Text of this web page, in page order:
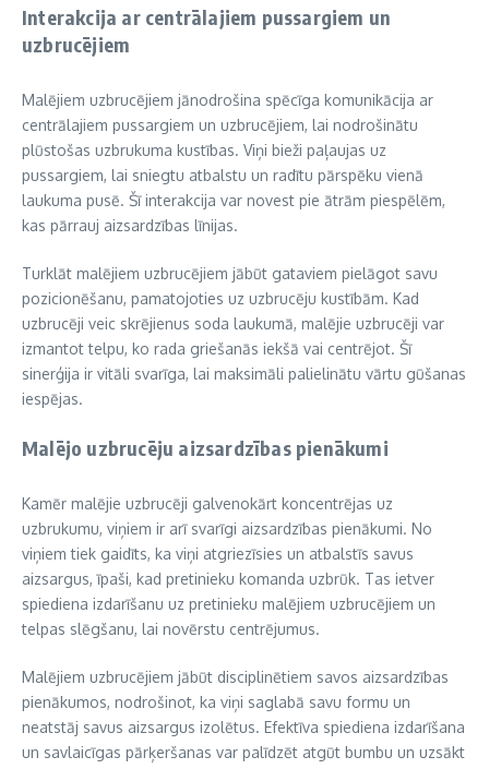
Interakcija ar centrālajiem pussargiem un
uzbrucējiem
Malējiem uzbrucējiem jānodrošina spēcīga komunikācija ar
centrālajiem pussargiem un uzbrucējiem, lai nodrošinātu
plūstošas uzbrukuma kustības. Viņi bieži paļaujas uz
pussargiem, lai sniegtu atbalstu un radītu pārspēku vienā
laukuma pusē. Šī interakcija var novest pie ātrām piespēlēm,
kas pārrauj aizsardzības līnijas.
Turklāt malējiem uzbrucējiem jābūt gataviem pielāgot savu
pozicionēšanu, pamatojoties uz uzbrucēju kustībām. Kad
uzbrucēji veic skrējienus soda laukumā, malējie uzbrucēji var
izmantot telpu, ko rada griešanās iekšā vai centrējot. Šī
sinerģija ir vitāli svarīga, lai maksimāli palielinātu vārtu gūšanas
iespējas.
Malējo uzbrucēju aizsardzības pienākumi
Kamēr malējie uzbrucēji galvenokārt koncentrējas uz
uzbrukumu, viņiem ir arī svarīgi aizsardzības pienākumi. No
viņiem tiek gaidīts, ka viņi atgriezīsies un atbalstīs savus
aizsargus, īpaši, kad pretinieku komanda uzbrūk. Tas ietver
spiediena izdarīšanu uz pretinieku malējiem uzbrucējiem un
telpas slēgšanu, lai novērstu centrējumus.
Malējiem uzbrucējiem jābūt disciplinētiem savos aizsardzības
pienākumos, nodrošinot, ka viņi saglabā savu formu un
neatstāj savus aizsargus izolētus. Efektīva spiediena izdarīšana
un savlaicīgas pārķeršanas var palīdzēt atgūt bumbu un uzsākt